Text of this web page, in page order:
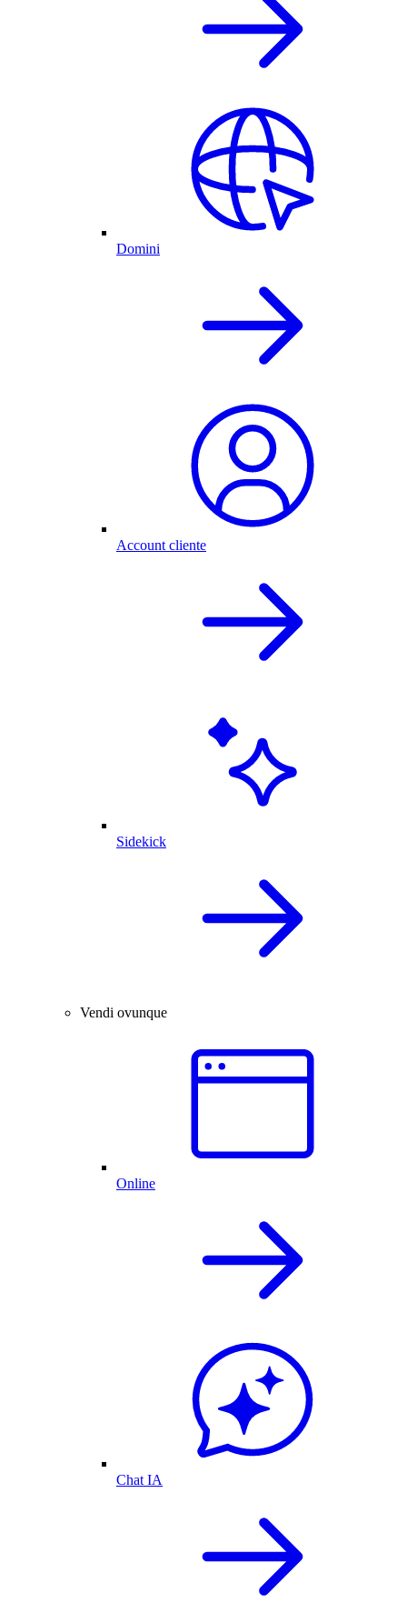
Domini
Account cliente
Sidekick
Vendi ovunque
Online
Chat IA